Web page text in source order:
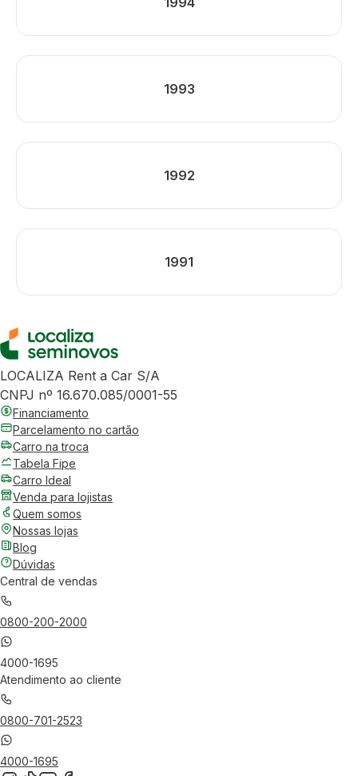
1993
1992
1991
LOCALIZA Rent a Car S/A
CNPJ nº 16.670.085/0001-55
Financiamento
Parcelamento no cartão
Carro na troca
Tabela Fipe
Carro Ideal
Venda para lojistas
Quem somos
Nossas lojas
Blog
Dúvidas
Central de vendas
0800-200-2000
4000-1695
Atendimento ao cliente
0800-701-2523
4000-1695